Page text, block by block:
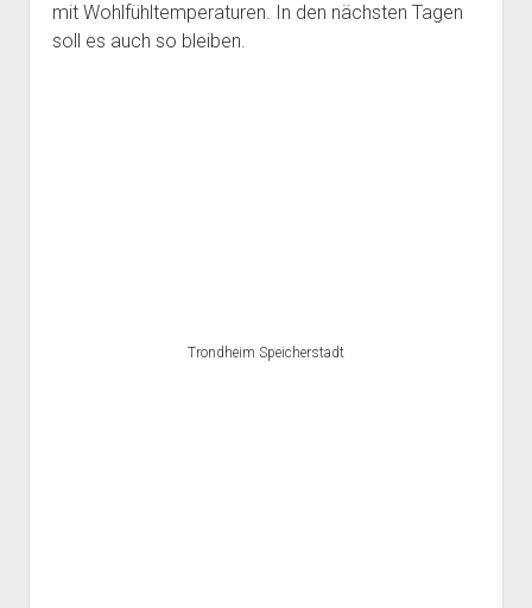
mit Wohlfühltemperaturen. In den nächsten Tagen
soll es auch so bleiben.
Trondheim Speicherstadt